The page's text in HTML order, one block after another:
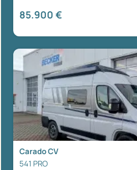
85.900 €
Carado CV
541 PRO